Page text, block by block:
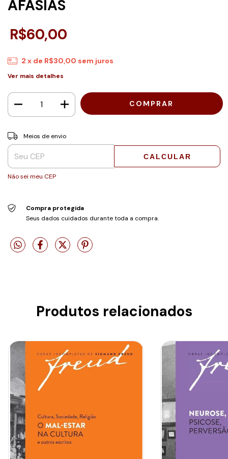
AFASIAS
R$60,00
2 x de R$30,00 sem juros
Ver mais detalhes
Entregas para o CEP:
Meios de envio
CALCULAR
Não sei meu CEP
Compra protegida
Seus dados cuidados durante toda a compra.
Produtos relacionados